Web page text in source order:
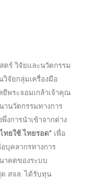
ตร์ วิจัยและนวัตกรรม
วิจัยกลุ่มเครื่องมือ
พระจอมเกล้าเจ้าคุณ
นวัตกรรมทางการ
งการนำเข้าจากต่าง
ทยใช้ ไทยรอด” เพื่อ
บุคลากรทางการ
าคตของระบบ
สจล. ได้รับทุน